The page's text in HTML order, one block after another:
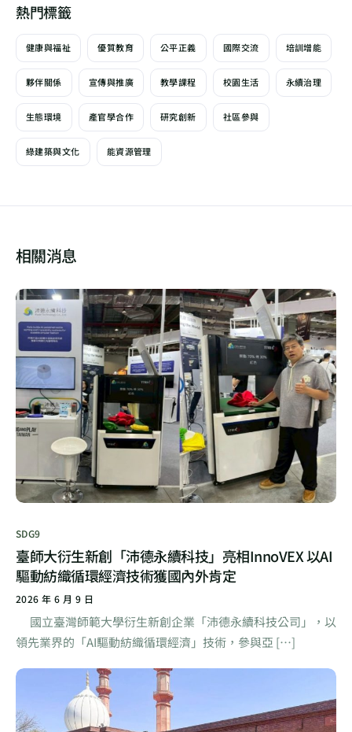
熱門標籤
健康與福祉 優質教育 公平正義 國際交流 培訓增能
夥伴關係 宣傳與推廣 教學課程 校園生活 永續治理
生態環境 產官學合作 研究創新 社區參與
綠建築與文化 能資源管理
相關消息
SDG9
臺師大衍生新創「沛德永續科技」亮相InnoVEX 以AI
驅動紡織循環經濟技術獲國內外肯定
2026 年 6 月 9 日
國立臺灣師範大學衍生新創企業「沛德永續科技公司」，以
領先業界的「AI驅動紡織循環經濟」技術，參與亞 […]